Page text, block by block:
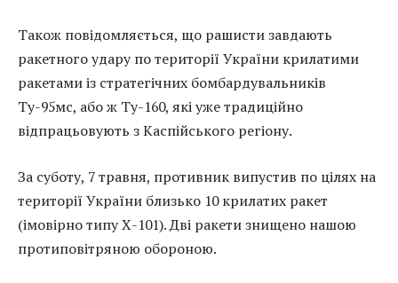
Також повідомляється, що рашисти завдають
ракетного удару по території України крилатими
ракетами із стратегічних бомбардувальників
Ту-95мс, або ж Ту-160, які уже традиційно
відпрацьовують з Каспійського регіону.
За суботу, 7 травня, противник випустив по цілях на
території України близько 10 крилатих ракет
(імовірно типу Х-101). Дві ракети знищено нашою
протиповітряною обороною.